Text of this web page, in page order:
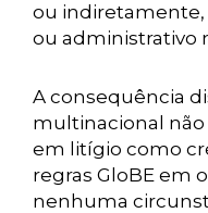
ou indiretamente,
ou administrativo
A consequência
multinacional não
em litígio como
regras GloBE em
nenhuma